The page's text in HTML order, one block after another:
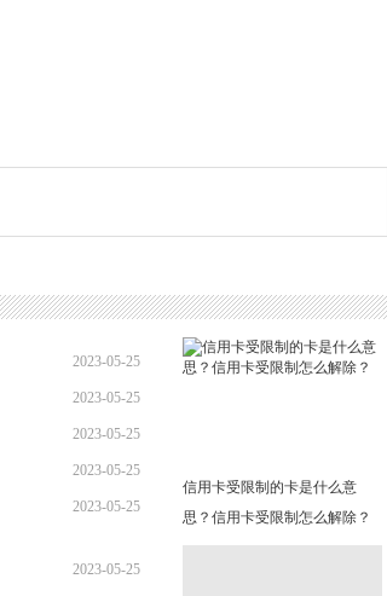
2023-05-25
15:15:25
2023-05-25
15:03:00
2023-05-25
15:01:47
2023-05-25
14:36:32
2023-05-25
2023-05-25
信用卡受限制的卡是什么意
思？信用卡受限制怎么解除？